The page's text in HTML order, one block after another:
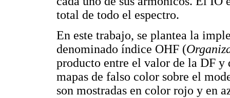
total de todo el espectro.
En este trabajo, se plantea la
denominado índice OHF (
producto entre el valor de la DF y
mapas de falso color sobre el
son mostradas en color rojo y en